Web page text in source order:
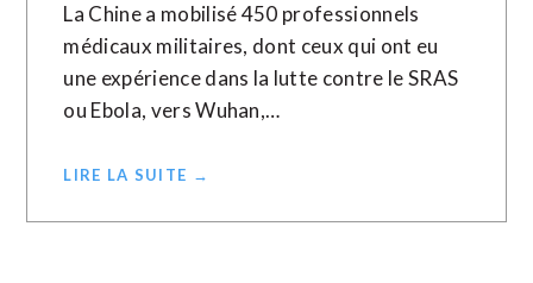
La Chine a mobilisé 450 professionnels
médicaux militaires, dont ceux qui ont eu
une expérience dans la lutte contre le SRAS
ou Ebola, vers Wuhan,…
LIRE LA SUITE →